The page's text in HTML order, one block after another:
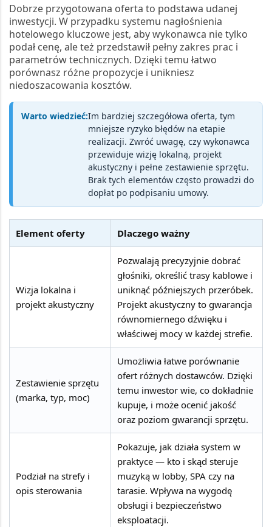
Dobrze przygotowana oferta to podstawa udanej
inwestycji. W przypadku systemu nagłośnienia
hotelowego kluczowe jest, aby wykonawca nie tylko
podał cenę, ale też przedstawił pełny zakres prac i
parametrów technicznych. Dzięki temu łatwo
porównasz różne propozycje i unikniesz
niedoszacowania kosztów.
Warto wiedzieć:Im bardziej szczegółowa oferta, tym
mniejsze ryzyko błędów na etapie
realizacji. Zwróć uwagę, czy wykonawca
przewiduje wizję lokalną, projekt
akustyczny i pełne zestawienie sprzętu.
Brak tych elementów często prowadzi do
dopłat po podpisaniu umowy.
Element oferty Dlaczego ważny
Wizja lokalna i
projekt akustyczny
Pozwalają precyzyjnie dobrać
głośniki, określić trasy kablowe i
uniknąć późniejszych przeróbek.
Projekt akustyczny to gwarancja
równomiernego dźwięku i
właściwej mocy w każdej strefie.
Zestawienie sprzętu
(marka, typ, moc)
Umożliwia łatwe porównanie
ofert różnych dostawców. Dzięki
temu inwestor wie, co dokładnie
kupuje, i może ocenić jakość
oraz poziom gwarancji sprzętu.
Podział na strefy i
opis sterowania
Pokazuje, jak działa system w
praktyce — kto i skąd steruje
muzyką w lobby, SPA czy na
tarasie. Wpływa na wygodę
obsługi i bezpieczeństwo
eksploatacji.